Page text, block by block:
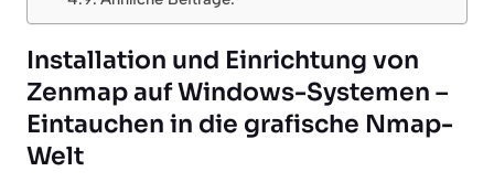
Installation und Einrichtung von
Zenmap auf Windows-Systemen –
Eintauchen in die grafische Nmap-
Welt